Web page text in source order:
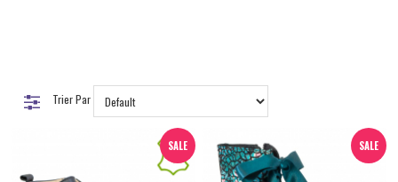
Trier Par
SALE SALE